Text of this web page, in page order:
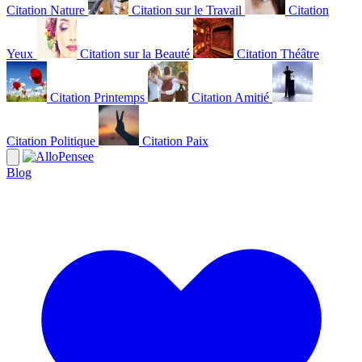
Citation Nature Citation sur le Travail Citation
Yeux Citation sur la Beauté Citation Théâtre
Citation Printemps Citation Amitié
Citation Politique Citation Paix
Blog